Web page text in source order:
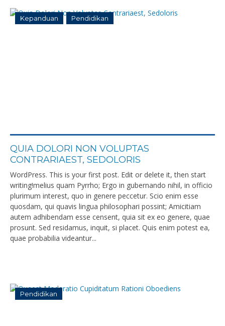
Kepanduan Pendidikan
QUIA DOLORI NON VOLUPTAS
CONTRARIAEST, SEDOLORIS
WordPress. This is your first post. Edit or delete it, then start
writing!melius quam Pyrrho; Ergo in gubernando nihil, in officio
plurimum interest, quo in genere peccetur. Scio enim esse
quosdam, qui quavis lingua philosophari possint; Amicitiam
autem adhibendam esse censent, quia sit ex eo genere, quae
prosunt. Sed residamus, inquit, si placet. Quis enim potest ea,
quae probabilia videantur...
Pendidikan